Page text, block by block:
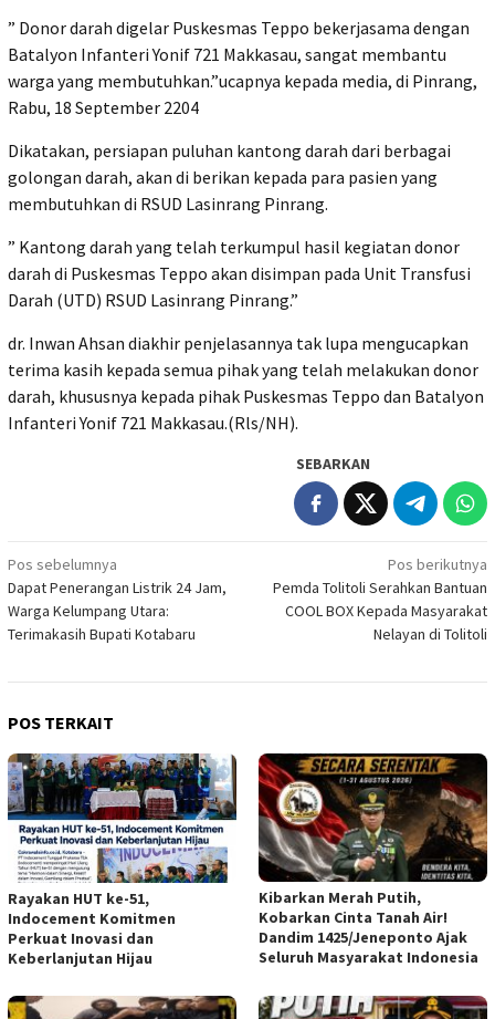
” Donor darah digelar Puskesmas Teppo bekerjasama dengan
Batalyon Infanteri Yonif 721 Makkasau, sangat membantu
warga yang membutuhkan.”ucapnya kepada media, di Pinrang,
Rabu, 18 September 2204
Dikatakan, persiapan puluhan kantong darah dari berbagai
golongan darah, akan di berikan kepada para pasien yang
membutuhkan di RSUD Lasinrang Pinrang.
” Kantong darah yang telah terkumpul hasil kegiatan donor
darah di Puskesmas Teppo akan disimpan pada Unit Transfusi
Darah (UTD) RSUD Lasinrang Pinrang.”
dr. Inwan Ahsan diakhir penjelasannya tak lupa mengucapkan
terima kasih kepada semua pihak yang telah melakukan donor
darah, khususnya kepada pihak Puskesmas Teppo dan Batalyon
Infanteri Yonif 721 Makkasau.(Rls/NH).
SEBARKAN
Navigasi
pos
Pos sebelumnya
Dapat Penerangan Listrik 24 Jam,
Warga Kelumpang Utara:
Terimakasih Bupati Kotabaru
Pos berikutnya
Pemda Tolitoli Serahkan Bantuan
COOL BOX Kepada Masyarakat
Nelayan di Tolitoli
POS TERKAIT
Rayakan HUT ke-51,
Indocement Komitmen
Perkuat Inovasi dan
Keberlanjutan Hijau
Kibarkan Merah Putih,
Kobarkan Cinta Tanah Air!
Dandim 1425/Jeneponto Ajak
Seluruh Masyarakat Indonesia